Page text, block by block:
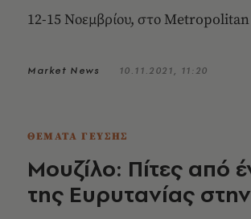
12-15 Νοεμβρίου, στο
Market News 10.11.2021, 11:20
ΘΕΜΑΤΑ ΓΕΥΣΗΣ
Μουζίλο: Πίτες από
της Ευρυτανίας